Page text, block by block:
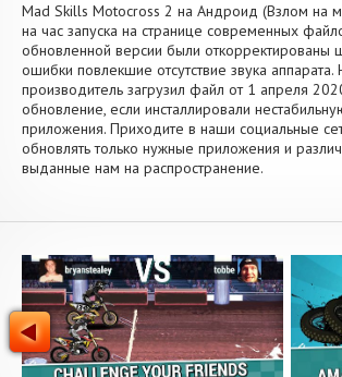
Mad Skills Motocross 2 на Андроид (Взлом на
на час запуска на странице современных
обновленной версии были откорректированы
ошибки повлекшие отсутствие звука
производитель загрузил файл от 1 апреля 2020
обновление, если инсталлировали
приложения. Приходите в наши социальные
обновлять только нужные приложения и
выданные нам на распространение.